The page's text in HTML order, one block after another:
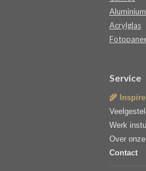
Aluminium
Acrylglas
Service
🌾
Werk
Over
Contact